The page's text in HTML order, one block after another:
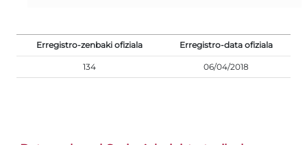
Erregistro-zenbaki ofiziala Erregistro-data ofiziala
134 06/04/2018